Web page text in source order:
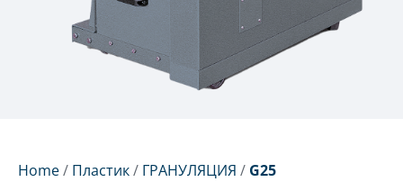
Home/ Пластик/ ГРАНУЛЯЦИЯ / G25